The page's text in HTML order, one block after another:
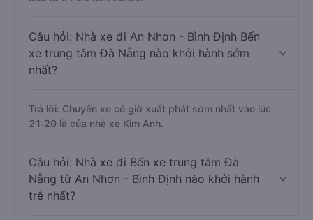
Câu hỏi: Nhà xe đi An Nhơn - Bình Định Bến
xe trung tâm Đà Nẵng nào khởi hành sớm
nhất?
Trả lời: Chuyến xe có giờ xuất phát sớm nhất vào lúc
21:20 là của nhà xe Kim Anh.
Câu hỏi: Nhà xe đi Bến xe trung tâm Đà
Nẵng từ An Nhơn - Bình Định nào khởi hành
trễ nhất?